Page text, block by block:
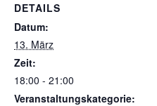
DETAILS
Datum:
13. März
Zeit:
18:00 - 21:00
Veranstaltungskategorie: